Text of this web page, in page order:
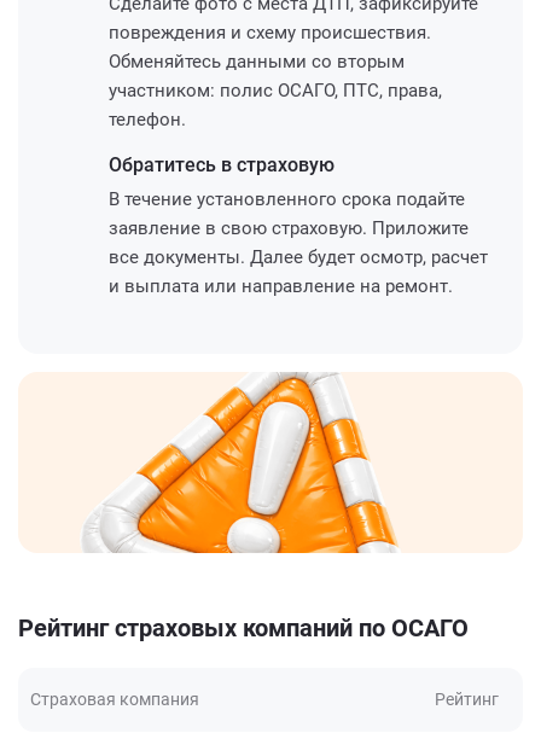
повреждения и схему происшествия.
Обменяйтесь данными со вторым
участником: полис ОСАГО, ПТС, права,
телефон.
Обратитесь в страховую
В течение установленного срока подайте
заявление в свою страховую. Приложите
все документы. Далее будет осмотр, расчет
и выплата или направление на ремонт.
Рейтинг страховых компаний по ОСАГО
Страховая компания Рейтинг